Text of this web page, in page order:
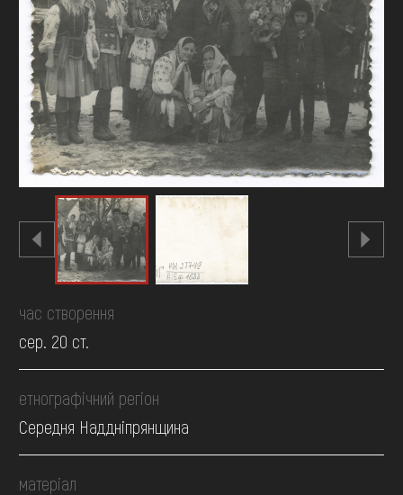
ОНЛАЙН-КРАМНИЦЯ
ПІДТРИМАТИ
час створення
сер. 20 ст.
етнографічний регіон
Середня Наддніпрянщина
матеріал